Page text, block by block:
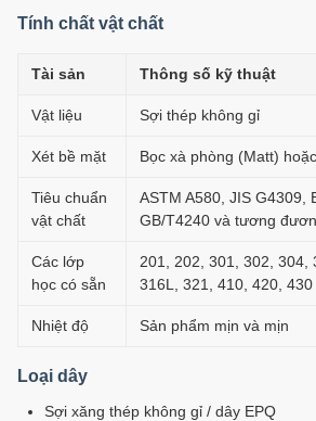
Tính chất vật chất
Tài sản Thông số kỹ thuật
Vật liệu Sợi thép không gỉ
Xét bề mặt Bọc xà phòng (Matt)
Tiêu chuẩn
vật chất
ASTM A580, JIS G4309,
GB/T4240 và tương
Các lớp
học có sẵn
201, 202, 301, 302, 304,
316L, 321, 410, 420, 430
Nhiệt độ Sản phẩm mịn và mịn
Loại dây
Sợi xăng thép không gỉ / dây EPQ